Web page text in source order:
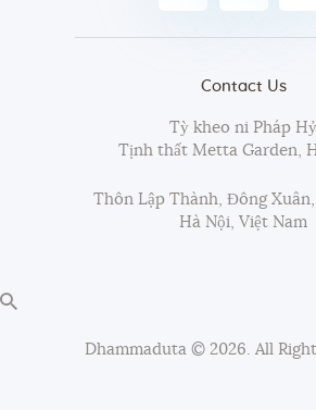
Contact Us
Tỳ kheo ni Pháp Hỷ
Tịnh thất Metta Garden,
Thôn Lập Thành, Đông
Hà Nội, Việt Nam
Dhammaduta © 2026. All